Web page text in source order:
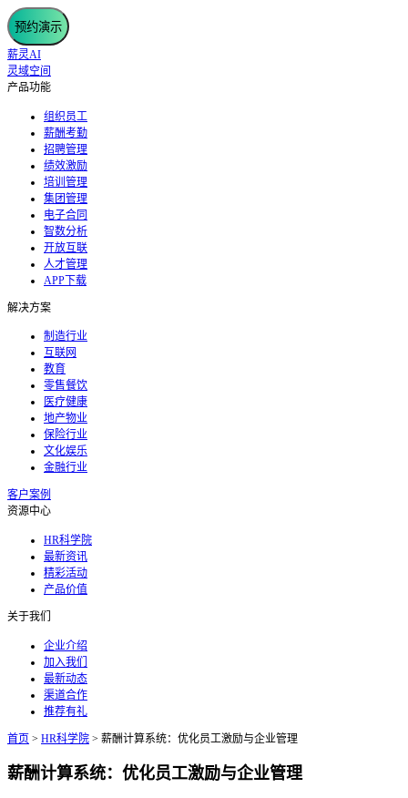
预约演示
薪灵AI
灵域空间
产品功能
组织员工
薪酬考勤
招聘管理
绩效激励
培训管理
集团管理
电子合同
智数分析
开放互联
人才管理
APP下载
解决方案
制造行业
互联网
教育
零售餐饮
医疗健康
地产物业
保险行业
文化娱乐
金融行业
客户案例
资源中心
HR科学院
最新资讯
精彩活动
产品价值
关于我们
企业介绍
加入我们
最新动态
渠道合作
推荐有礼
首页 > HR科学院 > 薪酬计算系统：优化员工激励与企业管理
薪酬计算系统：优化员工激励与企业管理